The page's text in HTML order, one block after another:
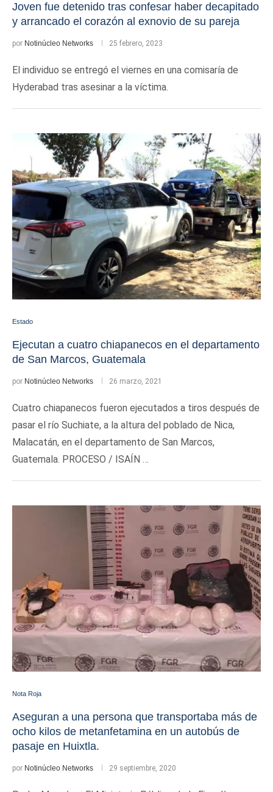
Joven fue detenido tras confesar haber decapitado
y arrancado el corazón al exnovio de su pareja
por Notinúcleo Networks 25 febrero, 2023
El individuo se entregó el viernes en una comisaría de
Hyderabad tras asesinar a la víctima.
Estado
Ejecutan a cuatro chiapanecos en el departamento
de San Marcos, Guatemala
por Notinúcleo Networks 26 marzo, 2021
Cuatro chiapanecos fueron ejecutados a tiros después de
pasar el río Suchiate, a la altura del poblado de Nica,
Malacatán, en el departamento de San Marcos,
Guatemala. PROCESO / ISAÍN …
Nota Roja
Aseguran a una persona que transportaba más de
ocho kilos de metanfetamina en un autobús de
pasaje en Huixtla.
por Notinúcleo Networks 29 septiembre, 2020